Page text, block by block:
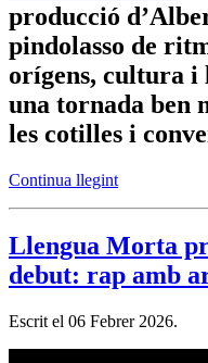
producció
pindolasso de
orígens, cultura i
una tornada ben
les cotilles i
Continua llegint
Llengua Morta
debut: rap amb
Escrit el 06 Febrer 2026.